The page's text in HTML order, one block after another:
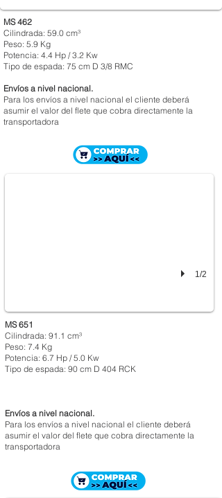
MS 462
Cilindrada: 59.0 cm³
Peso: 5.9 Kg
Potencia: 4.4 Hp / 3.2 Kw
Tipo de espada: 75 cm D 3/8 RMC
Envíos a nivel nacional.
Para los envíos a nivel nacional el cliente deberá
asumir el valor del flete que cobra directamente la
transportadora
MOTOSIERRA STIHL MS 651
$ 3.898.000
1/2
MS 651
Cilindrada: 91.1 cm³
Peso: 7.4 Kg
Potencia: 6.7 Hp / 5.0 Kw
Tipo de espada: 90 cm D 404 RCK
Envíos a nivel nacional.
Para los envíos a nivel nacional el cliente deberá
asumir el valor del flete que cobra directamente la
transportadora
MOTOSIERRA STIHL MS 661
$ 4.283.200